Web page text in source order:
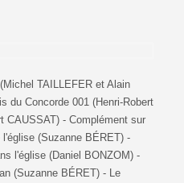
TAILLEFER et Alain
du Concorde 001 (Henri-Robert
CAUSSAT) - Complément sur
(Suzanne BÉRET) -
l'église (Daniel BONZOM) -
(Suzanne BÉRET) - Le